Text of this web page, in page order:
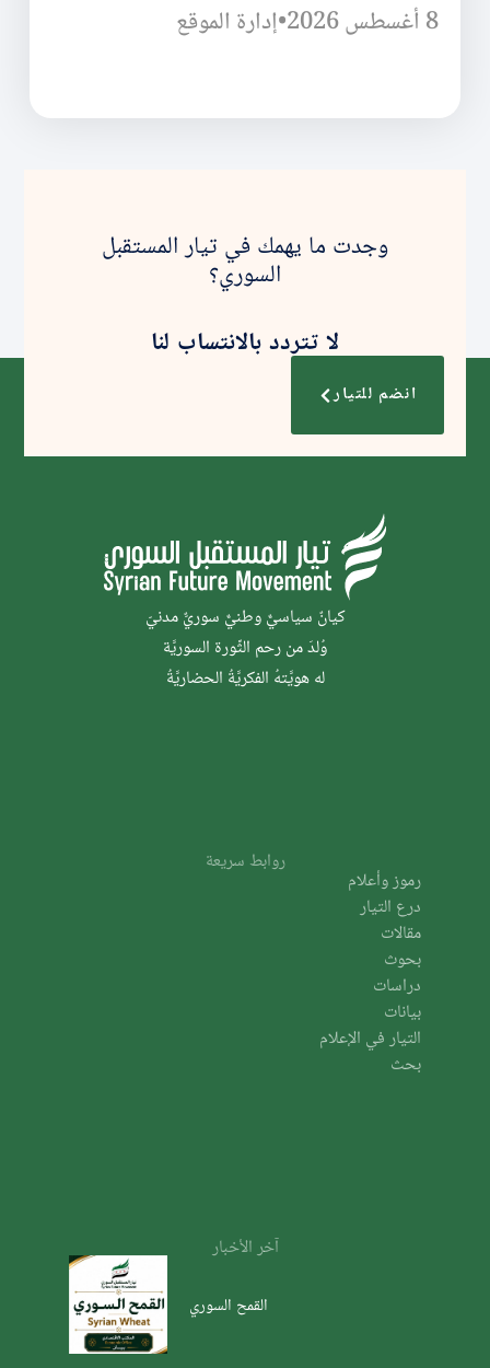
8 أغسطس 2026
•إدارة الموقع
وجدت ما يهمك في تيار المستقبل
السوري؟
لا تتردد بالانتساب لنا
انضم للتيار
كيانٌ سياسيٌّ وطنيٌّ سوريٌّ مدنيّ
وُلدَ من رحم الثَّورة السوريَّة
له هويَّتهُ الفكريَّةُ الحضاريَّةُ
روابط سريعة
رموز وأعلام
درع التيار
مقالات
بحوث
دراسات
بيانات
التيار في الإعلام
بحث
آخر الأخبار
القمح السوري